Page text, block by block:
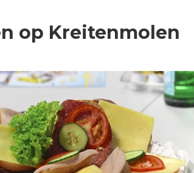
op Kreitenmolen